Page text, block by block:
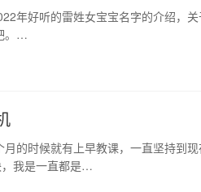
年好听的雷姓女宝宝名字的介绍，
。…
的时候就有上早教课，一直坚持到
，我是一直都是…